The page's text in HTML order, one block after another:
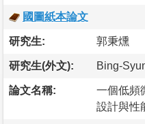
國圖紙本論文
研究生: 郭秉燻
研究生(外文): Bing-
論文名稱:
一個低頻
設計與性